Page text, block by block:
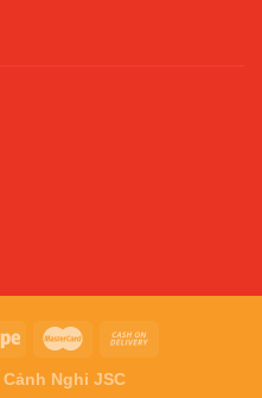
Cảnh Nghi JSC